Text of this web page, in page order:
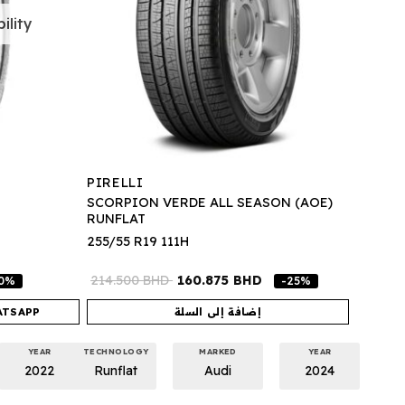
PIRELLI
SCORPION VERDE ALL SEASON (AOE)
RUNFLAT
255/55 R19 111H
214.500BHD 160.875 BHD -25%
إضافة إلى السلة
YEAR
2024
MARKED
Audi
TECHNOLOGY
Runflat
YEAR
2022